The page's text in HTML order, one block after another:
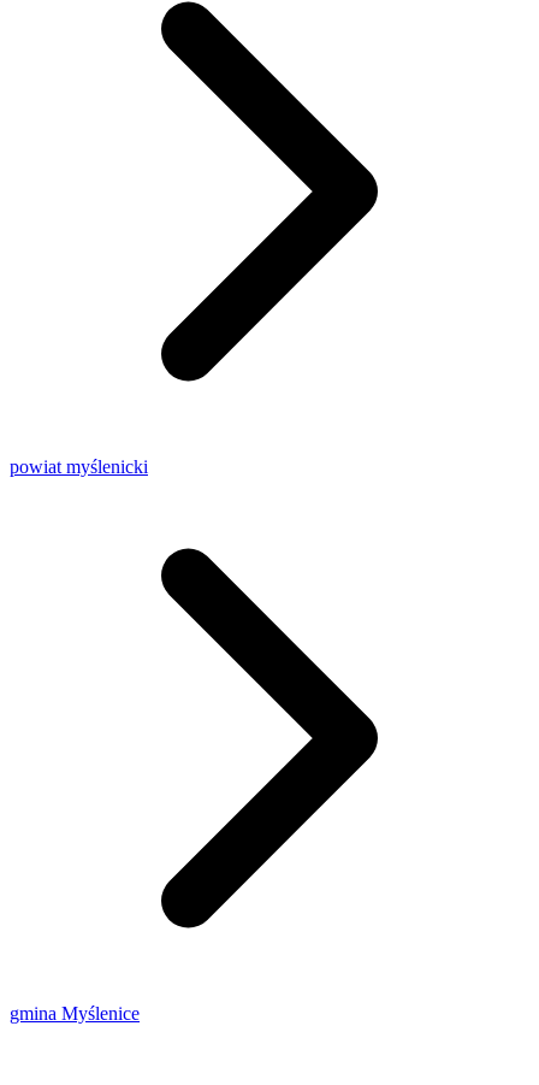
powiat myślenicki
gmina Myślenice